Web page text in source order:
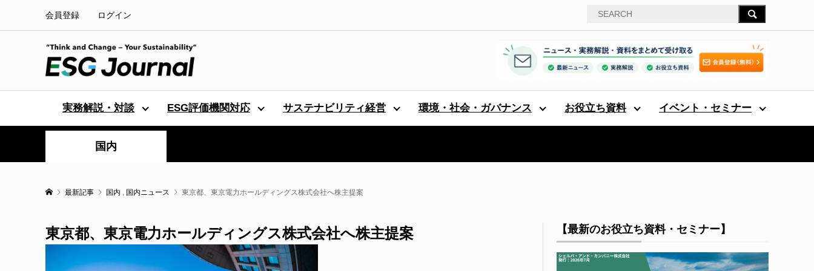
会員登録 ログイン
実務解説・対談 ESG評価機関対応 サステナビリティ経営 環境・社会・ガバナンス お役立ち資料 イベント・セミナー
国内
最新記事 国内 , 国内ニュース 東京都、東京電力ホールディングス株式会社へ株主提案
東京都、東京電力ホールディングス株式会社へ株主提案 【最新のお役立ち資料・セミナー】